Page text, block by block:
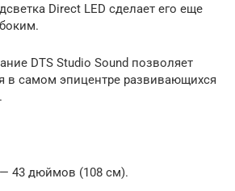
Direct LED сделает его еще
DTS Studio Sound позволяет
в самом эпицентре развивающихся
43 дюймов (108 см).